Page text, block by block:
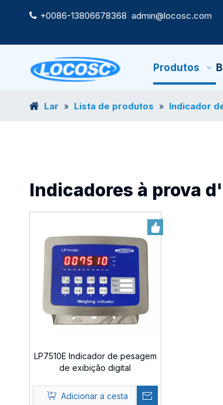
 +0086-13806678368 admin@locosc.com
Produtos
Lar » Lista de produtos » Indicador
Indicadores à prova
LP7510E Indicador de pesagem
de exibição digital
Adicionar a cesta